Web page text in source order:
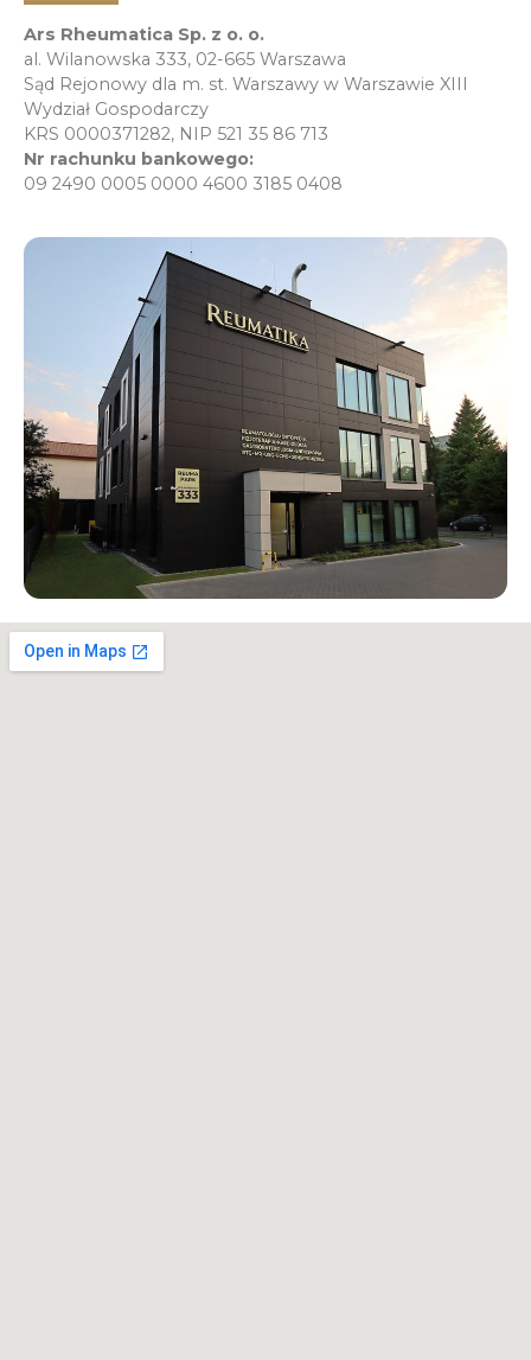
Ars Rheumatica Sp. z o. o.
al. Wilanowska 333, 02-665 Warszawa
Sąd Rejonowy dla m. st. Warszawy w Warszawie XIII
Wydział Gospodarczy
KRS 0000371282, NIP 521 35 86 713
Nr rachunku bankowego:
09 2490 0005 0000 4600 3185 0408